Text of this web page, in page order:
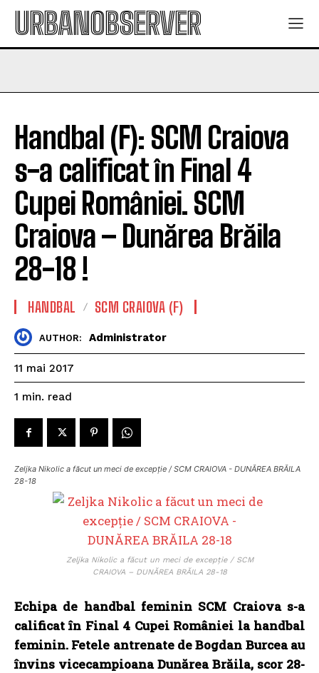
URBANOBSERVER
Handbal (F): SCM Craiova
s-a calificat în Final 4
Cupei României. SCM
Craiova – Dunărea Brăila
28-18 !
HANDBAL SCM CRAIOVA (F)
AUTHOR: Administrator
11 mai 2017
1 min. read
Zeljka Nikolic a făcut un meci de excepție / SCM CRAIOVA - DUNĂREA BRĂILA
28-18
Zeljka Nikolic a făcut un meci de excepție / SCM
CRAIOVA – DUNĂREA BRĂILA 28-18
Echipa de handbal feminin SCM Craiova s-a
calificat în Final 4 Cupei României la handbal
feminin. Fetele antrenate de Bogdan Burcea au
învins vicecampioana Dunărea Brăila, scor 28-